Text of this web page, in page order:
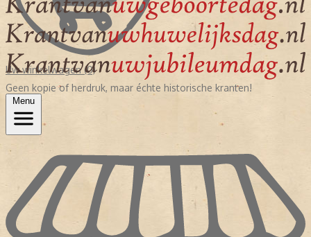
Uw winkelwagen (0)
Geen kopie of herdruk, maar échte historische kranten!
Menu